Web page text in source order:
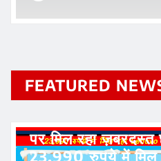
FEATURED
बेस्ट ऑफर
पर मिल रहा
23,990 रुपये में मिल